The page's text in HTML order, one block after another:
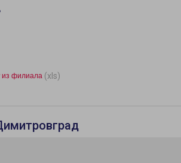
из филиала (xls)